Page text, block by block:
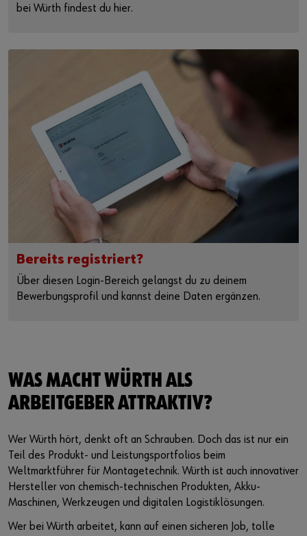
bei Würth findest du hier.
Bereits registriert?
Über diesen Login-Bereich gelangst du zu deinem
Bewerbungsprofil und kannst deine Daten ergänzen.
WAS MACHT WÜRTH ALS
ARBEITGEBER ATTRAKTIV?
Wer Würth hört, denkt oft an Schrauben. Doch das ist nur ein
Teil des Produkt- und Leistungsportfolios beim
Weltmarktführer für Montagetechnik. Würth ist auch innovativer
Hersteller von chemisch-technischen Produkten, Akku-
Maschinen, Werkzeugen und digitalen Logistiklösungen.
Wer bei Würth arbeitet, kann auf einen sicheren Job, tolle